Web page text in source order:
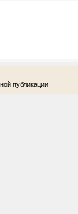
публикации.